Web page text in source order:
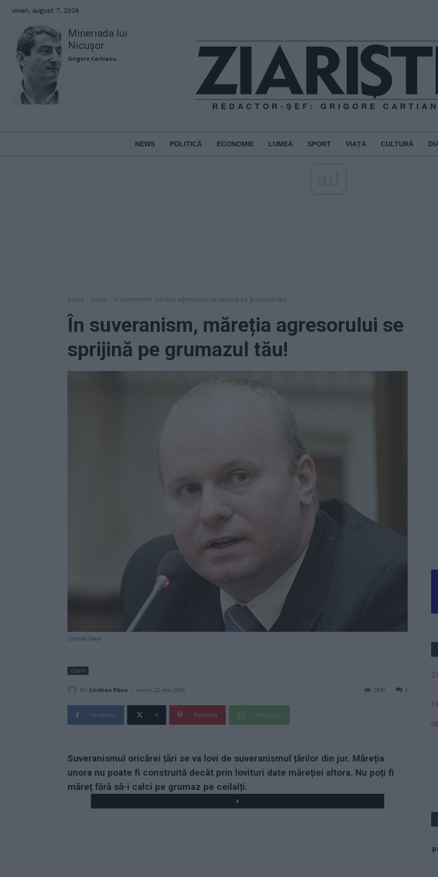
vineri, august 7, 2026
Mineriada lui
Nicușor
Grigore Cartianu
NEWS POLITICĂ ECONOMIE LUMEA SPORT VIAȚA CULTURĂ
Acasă Opinii În suveranism, măreția agresorului se sprijină pe grumazul tău!
În suveranism, măreția agresorului se
sprijină pe grumazul tău!
Cristian Păun
Opinii
De Cristian Păun - vineri, 22 mai 2026 3
2840
Facebook X Pinterest WhatsApp
Suveranismul oricărei țări se va lovi de suveranismul țărilor din jur. Măreția
unora nu poate fi construită decât prin lovituri date măreției altora. Nu poți fi
măreț fără să-i calci pe grumaz pe ceilalți.